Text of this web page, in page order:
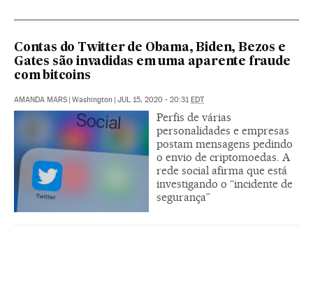
Contas do Twitter de Obama, Biden, Bezos e
Gates são invadidas em uma aparente fraude
com bitcoins
AMANDA MARS Washington JUL 15, 2020 - 20:31 EDT
Perfis de várias
personalidades e empresas
postam mensagens pedindo
o envio de criptomoedas. A
rede social afirma que está
investigando o “incidente de
segurança”